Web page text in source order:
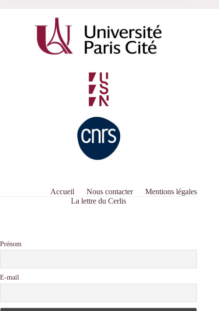
Accueil Nous contacter
Mentions légales
La lettre du Cerlis
Prénom
E-mail